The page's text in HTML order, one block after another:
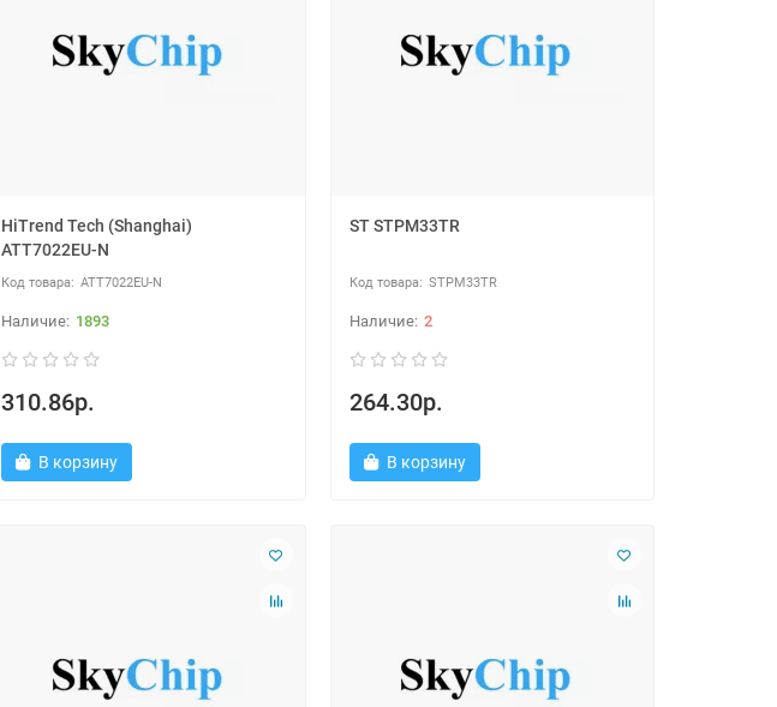
HiTrend Tech (Shanghai)
ATT7022EU-N
ATT7022EU-N
1893
310.86р.
В корзину
ST STPM33TR
STPM33TR
2
264.30р.
В корзину